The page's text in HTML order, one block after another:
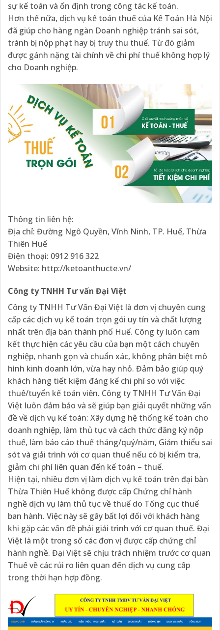
sự kế toán và ổn định trong công tác kế toán.
Hơn thế nữa, dịch vụ kế toán thuế của Kế Toán Hà Nội
đã giúp cho hàng ngàn Doanh nghiệp tránh sai sót,
tránh bị nộp phạt hay bị truy thu thuế. Từ đó giảm
được gánh nặng tài chính về chi phí thuế không hợp lý
cho Doanh nghiệp.
Thông tin liên hệ:
Địa chỉ: Đường Ngô Quyền, Vĩnh Ninh, TP. Huế, Thừa
Thiên Huế
Điện thoại: 0912 916 322
Website: http://ketoanthucte.vn/
Công ty TNHH Tư vấn Đại Việt
Công ty TNHH Tư Vấn Đại Việt là đơn vị chuyên cung
cấp các dịch vụ kế toán trọn gói uy tín và chất lượng
nhất trên địa bàn thành phố Huế. Công ty luôn cam
kết thực hiện các yêu cầu của bạn một cách chuyên
nghiệp, nhanh gọn và chuẩn xác, không phân biệt mô
hình kinh doanh lớn, vừa hay nhỏ. Đảm bảo giúp quý
khách hàng tiết kiệm đáng kể chi phí so với việc
thuê/tuyển kế toán viên. Công ty TNHH Tư Vấn Đại
Việt luôn đảm bảo và sẽ giúp bạn giải quyết những vấn
đề về dịch vụ kế toán: Xây dựng hệ thống kế toán cho
doanh nghiệp, làm thủ tục và cách thức đăng ký nộp
thuế, làm báo cáo thuế tháng/quý/năm, Giảm thiểu sai
sót và giải trình với cơ quan thuế nếu có bị kiểm tra,
giảm chi phí liên quan đến kế toán – thuế.
Hiện tại, nhiều đơn vị làm dịch vụ kế toán trên đại bàn
Thừa Thiên Huế không được cấp Chứng chỉ hành
nghề dịch vụ làm thủ tục về thuế do Tổng cục thuế
ban hành. Việc này sẽ gây bất lợi đối với khách hàng
khi gặp các vấn đề phải giải trình với cơ quan thuế. Đại
Việt là một trong số các đơn vị được cấp chứng chỉ
hành nghề. Đại Việt sẽ chịu trách nhiệm trước cơ quan
Thuế về các rủi ro liên quan đến dịch vụ cung cấp
trong thời hạn hợp đồng.